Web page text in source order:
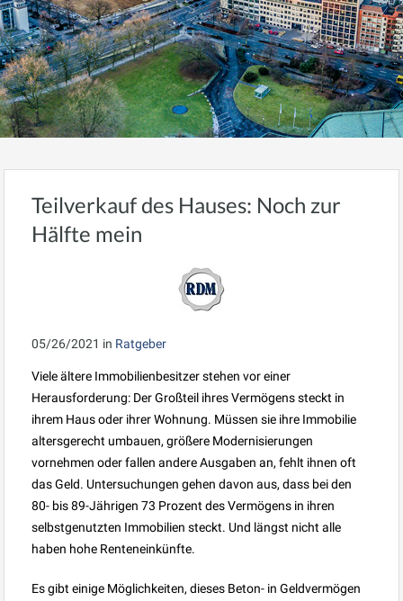
Teilverkauf des Hauses: Noch zur
Hälfte mein
05/26/2021 in Ratgeber
Viele ältere Immobilienbesitzer stehen vor einer
Herausforderung: Der Großteil ihres Vermögens steckt in
ihrem Haus oder ihrer Wohnung. Müssen sie ihre Immobilie
altersgerecht umbauen, größere Modernisierungen
vornehmen oder fallen andere Ausgaben an, fehlt ihnen oft
das Geld. Untersuchungen gehen davon aus, dass bei den
80- bis 89-Jährigen 73 Prozent des Vermögens in ihren
selbstgenutzten Immobilien steckt. Und längst nicht alle
haben hohe Renteneinkünfte.
Es gibt einige Möglichkeiten, dieses Beton- in Geldvermögen